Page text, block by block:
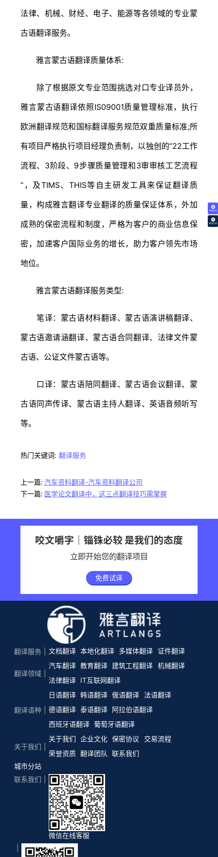
免费试译
翻译价格
法律、机械、财经、电子、能源等各领域的专业蒙
古语翻译服务。
雅言蒙古语翻译质量体系:
除了根据原文专业范围挑选对口专业译员外，
雅言蒙古语翻译依照IS09001质量管理标准，执行
欧洲翻译规范和国标翻译服务规范双重质量标准;所
有项目严格执行项目经理负责制，以独创的”22工作
流程、3阶段、9步骤质量管理和3审审核工艺流程
“，及TIMS、THIS等自主研发工具来保证翻译质
量，构成雅言翻译专业翻译的质量保证体系，外加
成熟的保密流程和制度，严格为客户的商业信息保
密，加速客户国际业务的增长，助力客户领先市场
地位。
雅言蒙古语翻译服务类型:
笔译：蒙古语材料翻译、蒙古语演讲稿翻译、
蒙古语邀请涵翻译、蒙古语合同翻译、法律文件蒙
古语、公证文件蒙古语等。
口译：蒙古语陪同翻译、蒙古语会议翻译、蒙
古语同声传译、蒙古语主持人翻译、英语音频听写
等。
热门关键词: 翻译服务
上一篇: 汽车资料翻译-汽车资料翻译公司
下一篇: 医学论文翻译中，这三点翻译技巧需掌握
咬文嚼字｜锱铢必较 是我们的态度
立即开始您的翻译项目
免费试译
翻译服务 文档翻译 本地化翻译 多媒体翻译 证件翻译
翻译领域
汽车翻译 教育翻译 建筑工程翻译 机械翻译
法律翻译
IT互联网翻译
翻译语种
日语翻译 韩语翻译 俄语翻译
法语翻译
德语翻译 泰语翻译 阿拉伯语翻译
西班牙语翻译 葡萄牙语翻译
关于我们
关于我们 企业文化 保密协议
交易流程
荣誉资质 翻译团队
联系我们
城市分站
联系我们
微信在线客服